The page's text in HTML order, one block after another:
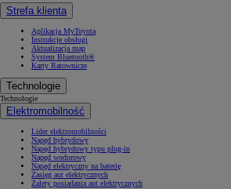
Strefa klienta
Aplikacja MyToyota
Instrukcje obsługi
Aktualizacja map
System Bluetooth®
Karty Ratownicze
Technologie
Technologie
Elektromobilność
Lider elektromobilności
Napęd hybrydowy
Napęd hybrydowy typu plug-in
Napęd wodorowy
Napęd elektryczny na baterię
Zasięg aut elektrycznych
Zalety posiadania aut elektrycznych